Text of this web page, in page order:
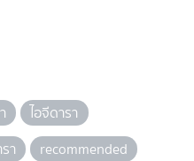
ไอจีดารา
า
recommended